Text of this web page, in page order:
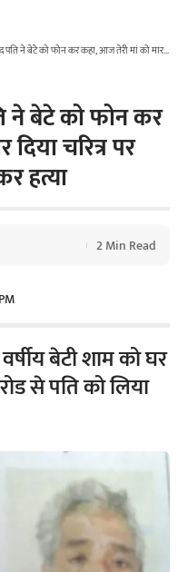
फोन कर कहा, आज तेरी मां को मार दिया चरित्र पर संदेह, पत्नी की गला घोटकर हत्या
ने बेटे को फोन कर
चरित्र पर
हत्या
2 Min Read
बेटी शाम को घर
से पति को लिया